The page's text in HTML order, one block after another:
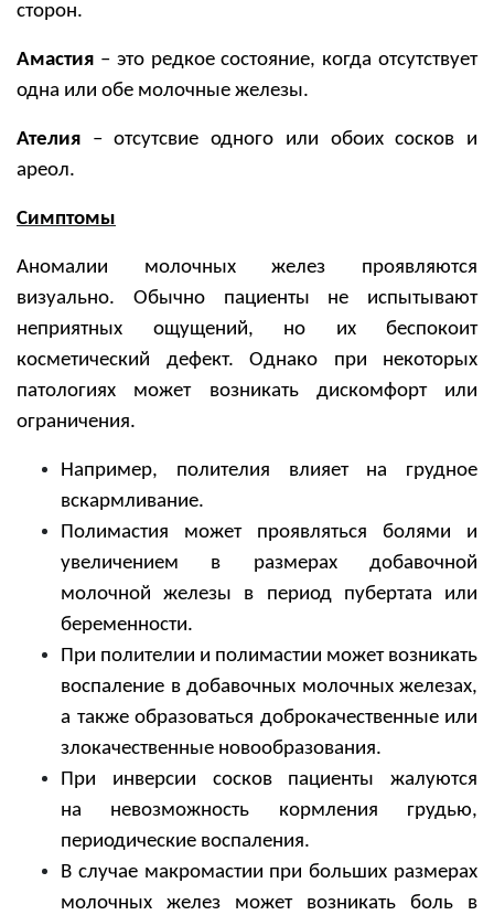
сторон.
Амастия – это редкое состояние, когда отсутствует
одна или обе молочные железы.
Ателия – отсутсвие одного или обоих сосков и
ареол.
Симптомы
Аномалии молочных желез проявляются
визуально. Обычно пациенты не испытывают
неприятных ощущений, но их беспокоит
косметический дефект. Однако при некоторых
патологиях может возникать дискомфорт или
ограничения.
Например, полителия влияет на грудное
вскармливание.
Полимастия может проявляться болями и
увеличением в размерах добавочной
молочной железы в период пубертата или
беременности.
При полителии и полимастии может возникать
воспаление в добавочных молочных железах,
а также образоваться доброкачественные или
злокачественные новообразования.
При инверсии сосков пациенты жалуются
на невозможность кормления грудью,
периодические воспаления.
В случае макромастии при больших размерах
молочных желез может возникать боль в